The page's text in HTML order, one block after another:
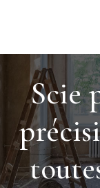
Scie